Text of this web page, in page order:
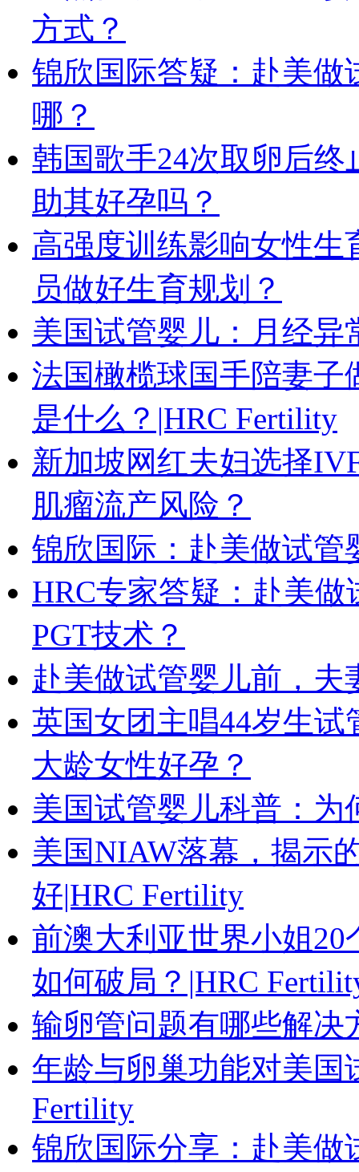
方式？
锦欣国际答疑：赴美做
哪？
韩国歌手24次取卵后终
助其好孕吗？
高强度训练影响女性生
员做好生育规划？
美国试管婴儿：月经
法国橄榄球国手陪妻子
是什么？|HRC Fertility
新加坡网红夫妇选择
肌瘤流产风险？
锦欣国际：赴美做试管
HRC专家答疑：赴美
PGT技术？
赴美做试管婴儿前，
英国女团主唱44岁生
大龄女性好孕？
美国试管婴儿科普：
美国NIAW落幕，揭示
好|HRC Fertility
前澳大利亚世界小姐
如何破局？|HRC
输卵管问题有哪些解决
年龄与卵巢功能对美国
Fertility
锦欣国际分享：赴美做